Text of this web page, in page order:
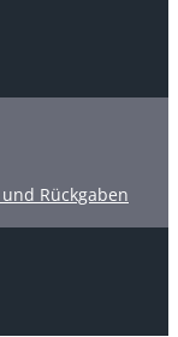
Rückgaben